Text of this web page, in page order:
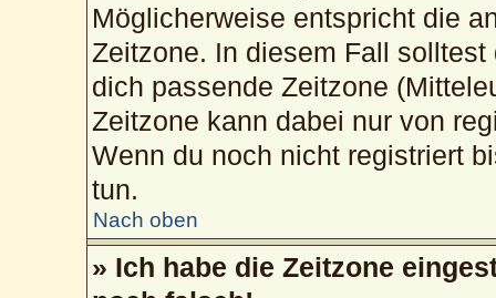
Möglicherweise entspricht die
Zeitzone. In diesem Fall solltest
dich passende Zeitzone
Zeitzone kann dabei nur von
Wenn du noch nicht registriert
tun.
Nach oben
» Ich habe die Zeitzone